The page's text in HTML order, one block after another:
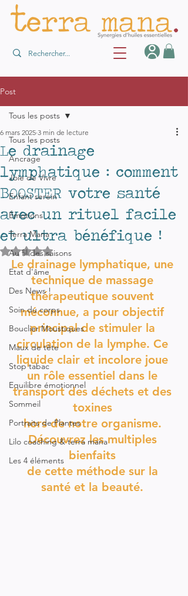
Post
Tous les posts
Ancrage
Joie de Vivre
Enfant serein
Émotions
Terra Mana
Au fil des saisons
Etat d'âme
Des News !
Soin du corps
Bouclier Moustiques
Maux de tête
Stop tabac
Equilibre émotionnel
Sommeil
Portraits de Plantes
Lilo coaching & terra mana
Les 4 éléments
Tous les posts
Le drainage
lymphatique : comment
BOOSTER votre santé
avec un rituel facile
et ultra bénéfique !
6 mars 2025 3 min de lecture
Noté NaN étoiles sur 5.
Le drainage lymphatique, une
technique de massage
thérapeutique souvent
méconnue, a pour objectif
principal de stimuler la
circulation de la lymphe. Ce
liquide clair et incolore joue
un rôle essentiel dans le
transport des déchets et des
toxines
hors de notre organisme.
Découvrez les multiples
bienfaits
de cette méthode sur la
santé et la beauté.